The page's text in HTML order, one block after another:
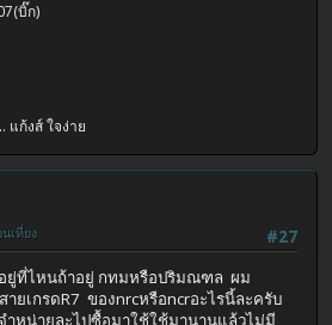
บิ๊ก)
ง่าย ...
งส์ ใจง่าย
#27
เที่ยง
อยู่ที่ไหนถ้าอยู่ กทมหรือปริมณฑล ผม
ยเกรดR7 ของnrcหรือncrอะไรนี้ละครับ
หน่ายละไปซื้อมาใช้ใช้มานานแล้วไม่มี